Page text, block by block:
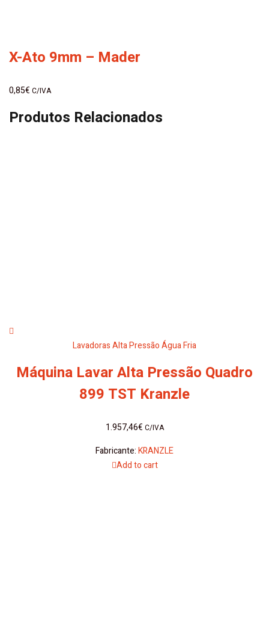
X-Ato 9mm – Mader
0,85€ C/IVA
Produtos Relacionados
Lavadoras Alta Pressão Água Fria
Máquina Lavar Alta Pressão Quadro
899 TST Kranzle
1.957,46€ C/IVA
Fabricante:KRANZLE
Add to cart